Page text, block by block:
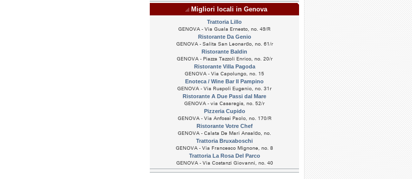
Migliori locali in Genova
Trattoria Lillo
GENOVA - Via Guala Ernesto, no. 49/R
Ristorante Da Genio
GENOVA - Salita San Leonardo, no. 61/r
Ristorante Baldin
GENOVA - Piazza Tazzoli Enrico, no. 20/r
Ristorante Villa Pagoda
GENOVA - Via Capolungo, no. 15
Enoteca / Wine Bar Il Pampino
GENOVA - Via Ruspoli Eugenio, no. 31r
Ristorante A Due Passi dal Mare
GENOVA - via Casaregis, no. 52/r
Pizzeria Cupido
GENOVA - Via Anfossi Paolo, no. 170/R
Ristorante Votre Chef
GENOVA - Calata De Mari Ansaldo, no.
Trattoria Bruxaboschi
GENOVA - Via Francesco Mignone, no. 8
Trattoria La Rosa Del Parco
GENOVA - Via Costanzi Giovanni, no. 40